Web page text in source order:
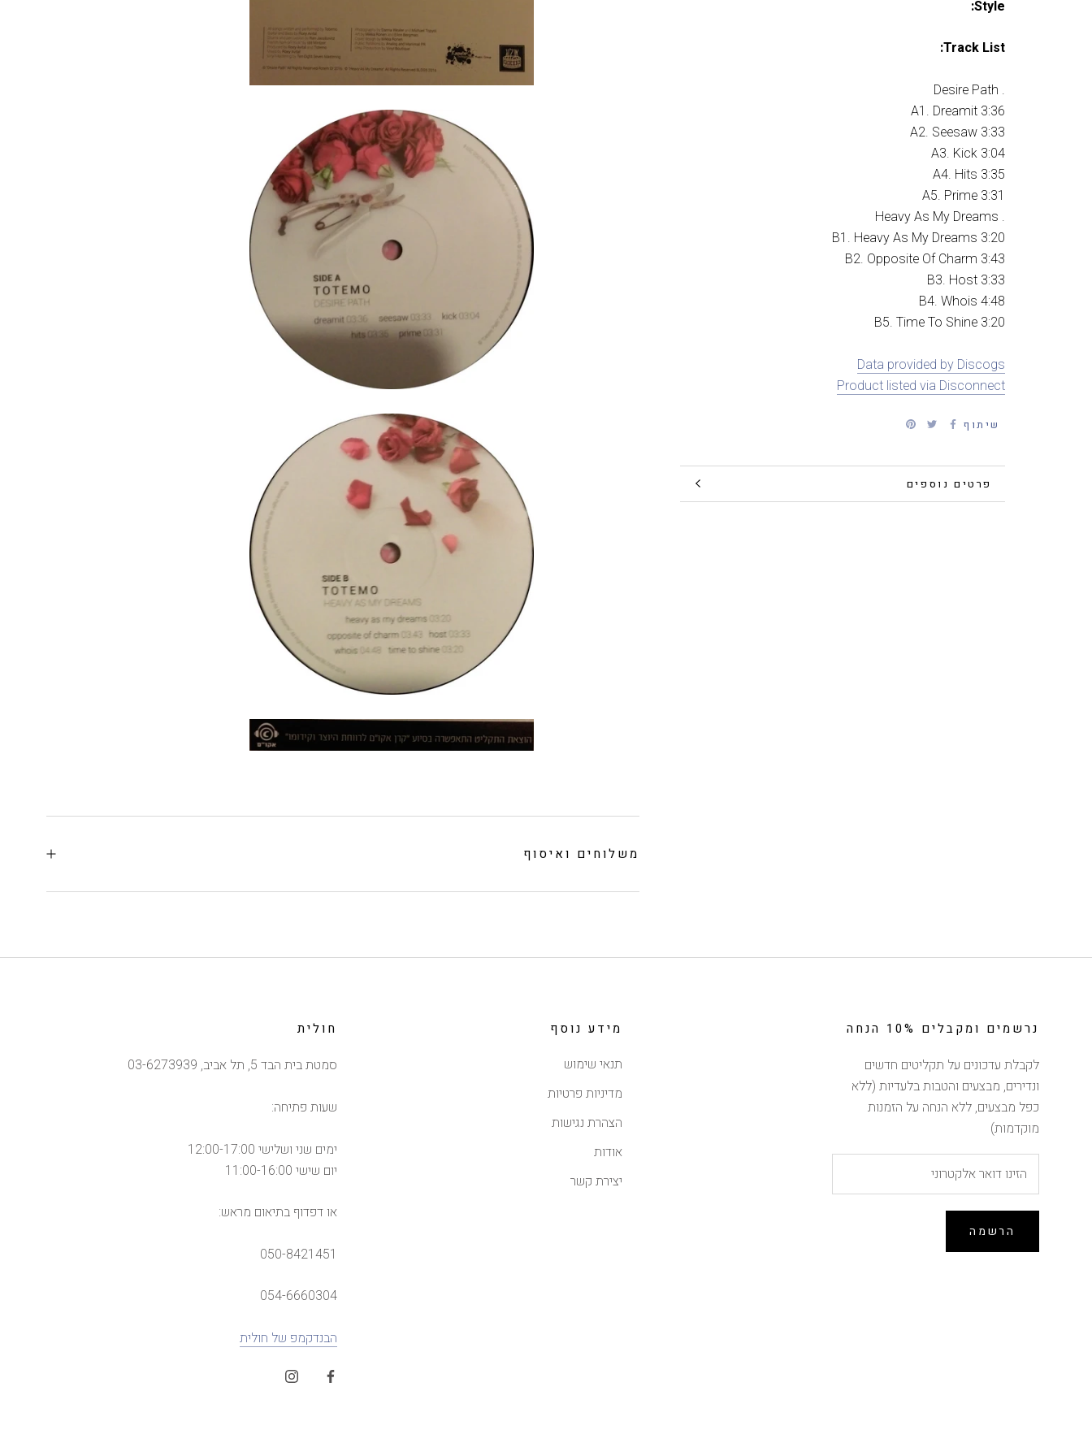
Style:
Track List:
. Desire Path
A1. Dreamit 3:36
A2. Seesaw 3:33
A3. Kick 3:04
A4. Hits 3:35
A5. Prime 3:31
. Heavy As My Dreams
B1. Heavy As My Dreams 3:20
B2. Opposite Of Charm 3:43
B3. Host 3:33
B4. Whois 4:48
B5. Time To Shine 3:20
Data provided by Discogs
Product listed via Disconnect
שיתוף
פרטים נוספים
צפייה בתמונות
משלוחים ואיסוף
חולית
סמטת בית הבד 5, תל אביב, 03-6273939
שעות פתיחה:
ימים שני ושלישי 12:00-17:00
יום שישי 11:00-16:00
או דפדוף בתיאום מראש:
050-8421451
054-6660304
הבנדקמפ של חולית
מידע נוסף
תנאי שימוש
מדיניות פרטיות
הצהרת נגישות
אודות
יצירת קשר
נרשמים ומקבלים 10% הנחה
לקבלת עדכונים על תקליטים חדשים
ונדירים, מבצעים והטבות בלעדיות (ללא
כפל מבצעים, ללא הנחה על הזמנות
מוקדמות)
הרשמה